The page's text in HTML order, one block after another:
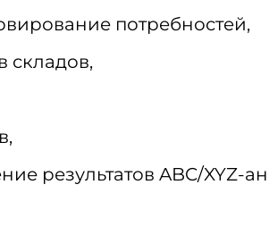
потребностей,
складов,
результатов ABC/XYZ-